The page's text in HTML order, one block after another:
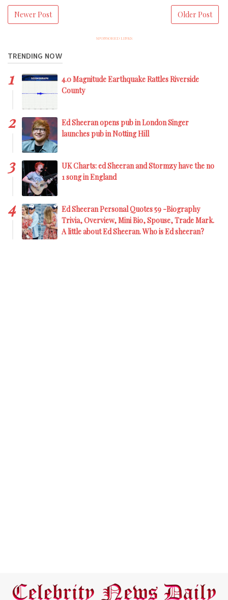
Newer Post Older Post
SPONSORED LINKS
TRENDING NOW
4.0 Magnitude Earthquake Rattles Riverside
County
Ed Sheeran opens pub in London Singer
launches pub in Notting Hill
UK Charts: ed Sheeran and Stormzy have the no
1 song in England
Ed Sheeran Personal Quotes 59 -Biography
Trivia, Overview, Mini Bio, Spouse, Trade Mark.
A little about Ed Sheeran. Who is Ed sheeran?